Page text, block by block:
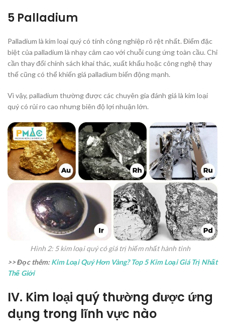
5 Palladium
Palladium là kim loại quý có tính công nghiệp rõ rệt nhất. Điểm đặc
biệt của palladium là nhạy cảm cao với chuỗi cung ứng toàn cầu. Chỉ
cần thay đổi chính sách khai thác, xuất khẩu hoặc công nghệ thay
thế cũng có thể khiến giá palladium biến động mạnh.
Vì vậy, palladium thường được các chuyên gia đánh giá là kim loại
quý có rủi ro cao nhưng biên độ lợi nhuận lớn.
Hình 2: 5 kim loại quý có giá trị hiếm nhất hành tinh
>> Đọc thêm:Kim Loại Quý Hơn Vàng? Top 5 Kim Loại Giá Trị Nhất
Thế Giới
IV. Kim loại quý thường được ứng
dụng trong lĩnh vực nào